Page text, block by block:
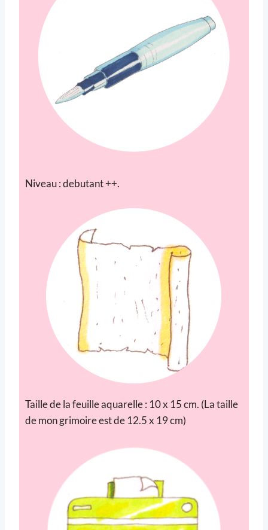
Niveau : debutant ++.
Taille de la feuille aquarelle : 10 x 15 cm. (La taille
de mon grimoire est de 12.5 x 19 cm)